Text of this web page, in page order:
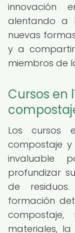
innovación
alentando a
nuevas
y a
miembros de
Cursos en
Los cursos
compostaje y
invaluable
profundizar
de
formación
materiales,